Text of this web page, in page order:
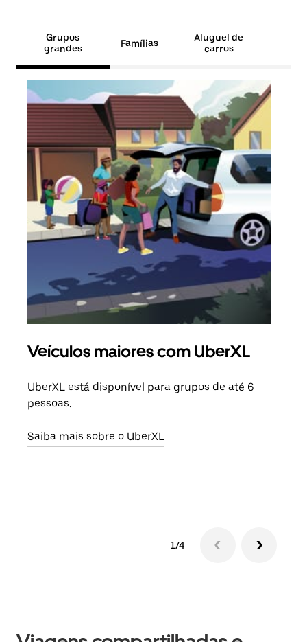
Grupos
grandes
Famílias
Aluguel de
carros
Veículos maiores com UberXL
UberXL está disponível para grupos de até 6
pessoas.
Saiba mais sobre o UberXL
1/4